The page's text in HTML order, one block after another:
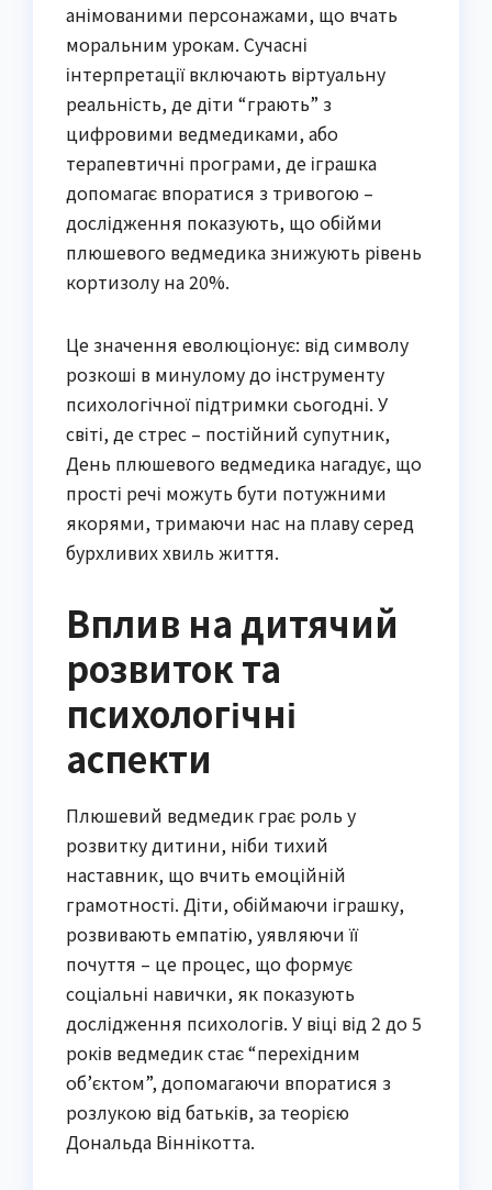
анімованими персонажами, що вчать
моральним урокам. Сучасні
інтерпретації включають віртуальну
реальність, де діти “грають” з
цифровими ведмедиками, або
терапевтичні програми, де іграшка
допомагає впоратися з тривогою –
дослідження показують, що обійми
плюшевого ведмедика знижують рівень
кортизолу на 20%.
Це значення еволюціонує: від символу
розкоші в минулому до інструменту
психологічної підтримки сьогодні. У
світі, де стрес – постійний супутник,
День плюшевого ведмедика нагадує, що
прості речі можуть бути потужними
якорями, тримаючи нас на плаву серед
бурхливих хвиль життя.
Вплив на дитячий
розвиток та
психологічні
аспекти
Плюшевий ведмедик грає роль у
розвитку дитини, ніби тихий
наставник, що вчить емоційній
грамотності. Діти, обіймаючи іграшку,
розвивають емпатію, уявляючи її
почуття – це процес, що формує
соціальні навички, як показують
дослідження психологів. У віці від 2 до 5
років ведмедик стає “перехідним
об’єктом”, допомагаючи впоратися з
розлукою від батьків, за теорією
Дональда Віннікотта.